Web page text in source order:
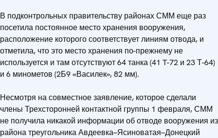
В подконтрольных правительству районах СММ еще раз
посетила постоянное место хранения вооружения,
расположение которого соответствует линиям отвода, и
отметила, что это место хранения по-прежнему не
используется и там отсутствуют 64 танка (41 T-72 и 23 Т-64)
и 6 минометов (2Б9 «Василек», 82 мм).
Несмотря на совместное заявление, которое сделали
члены Трехсторонней контактной группы 1 февраля, СММ
не получила никакой информации об отводе вооружения из
района треугольника Авдеевка–Ясиноватая–Донецкий